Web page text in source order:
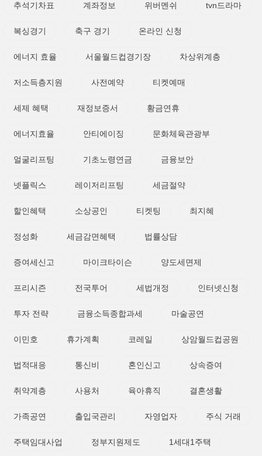
추석기차표 계좌정보 위버멘쉬 tvn드라마
복싱경기 축구 경기 온라인 신청
에너지 효율 서울월드컵경기장 차상위계층
저소득층지원 사전예약 티켓예매
세제 혜택 재정보증서 황금연휴
에너지효율 안티에이징 문화체육관광부
얼굴리프팅 기초노령연금 금융보안
넷플릭스 레이저리프팅 세금절약
할인혜택 소상공인 티켓팅 최지혜
정성화 세금감면혜택 법률상담
증여세신고 마이크타이슨 양도세면제
프리시즌 전국투어 세법개정 인터넷신청
투자 전략 금융소득종합과세 마술공연
이민호 휴가계획 코레일 상암월드컵공원
법적대응 통신비 혼인신고 상속증여
취약계층 사용처 육아휴직 결혼생활
가족공연 출입국관리 자영업자 주식 거래
주택임대사업 정부지원제도 1세대1주택